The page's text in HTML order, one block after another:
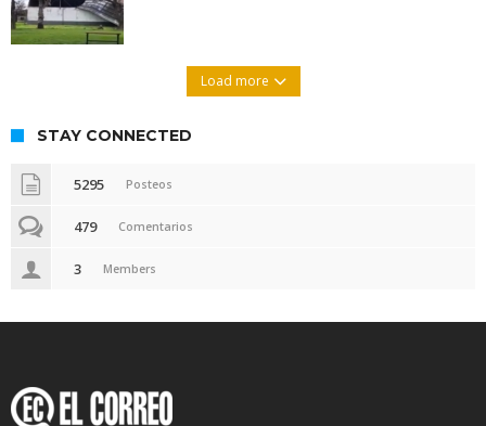
Load more
STAY CONNECTED
5295 Posteos
479 Comentarios
3 Members